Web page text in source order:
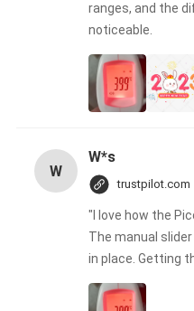
ranges, and the
noticeable.
W
W*s
trustpilot.com
"I love how the
The manual
in place. Getting